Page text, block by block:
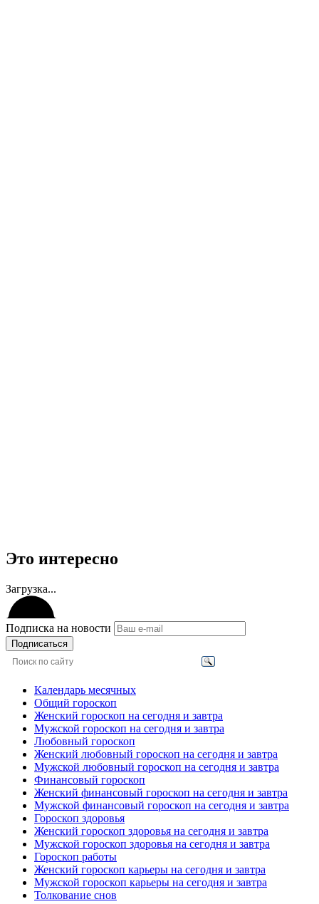
Это интересно
Загрузка...
Подписка на новости
Подписаться
Календарь месячных
Общий гороскоп
Женский гороскоп на сегодня и завтра
Мужской гороскоп на сегодня и завтра
Любовный гороскоп
Женский любовный гороскоп на сегодня и завтра
Мужской любовный гороскоп на сегодня и завтра
Финансовый гороскоп
Женский финансовый гороскоп на сегодня и завтра
Мужской финансовый гороскоп на сегодня и завтра
Гороскоп здоровья
Женский гороскоп здоровья на сегодня и завтра
Мужской гороскоп здоровья на сегодня и завтра
Гороскоп работы
Женский гороскоп карьеры на сегодня и завтра
Мужской гороскоп карьеры на сегодня и завтра
Толкование снов